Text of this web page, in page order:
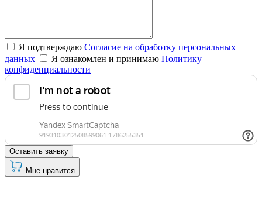
Я подтверждаю Согласие на обработку персональных
данных
Я ознакомлен и принимаю Политику
конфиденциальности
Оставить заявку
Мне нравится